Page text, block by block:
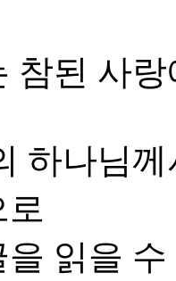
참된 사
하나님
로
읽을